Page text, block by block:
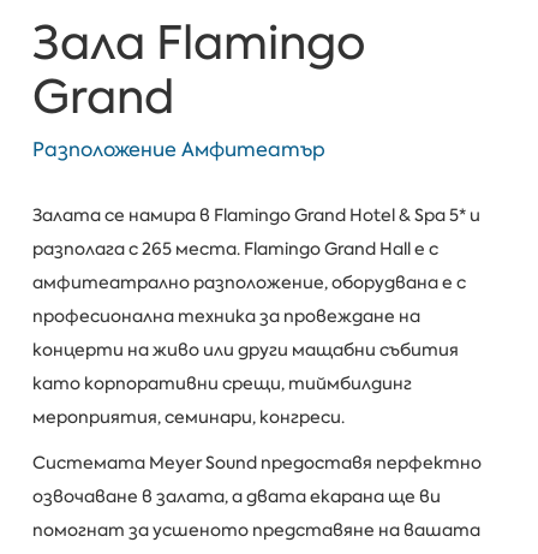
Зала Flamingo
Grand
Разположение Амфитеатър
Залата се намира в Flamingo Grand Hotel & Spa 5* и
разполага с 265 места. Flamingo Grand Hall е с
амфитеатрално разположение, оборудвана е с
професионална техника за провеждане на
концерти на живо или други мащабни събития
като корпоративни срещи, тиймбилдинг
мероприятия, семинари, конгреси.
Системата Meyer Sound предоставя перфектно
озвочаване в залата, а двата екарана ще ви
помогнат за усшеното представяне на вашата